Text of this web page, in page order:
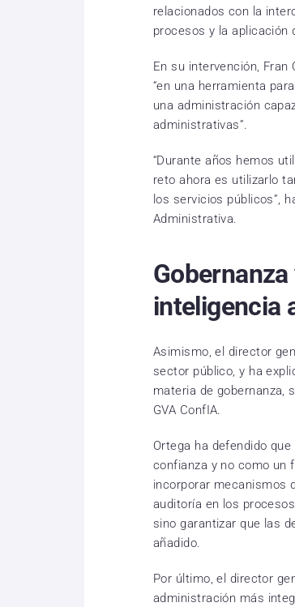
relacionados con la
procesos y la aplicación
En su intervención,
“en una herramienta
una administración
administrativas”.
“Durante años hemos
reto ahora es utilizarlo
los servicios públicos”,
Administrativa.
inteligencia
Asimismo, el director
sector público, y ha
materia de gobernanza,
GVA ConfIA.
Ortega ha defendido
confianza y no como un
incorporar mecanismos
auditoría en los
sino garantizar que las
añadido.
Por último, el director
administración más